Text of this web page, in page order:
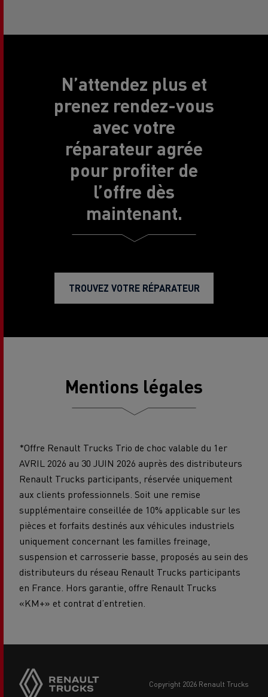
N’attendez plus et
prenez rendez-vous
avec votre
réparateur agrée
pour profiter de
l’offre dès
maintenant.
TROUVEZ VOTRE RÉPARATEUR
Mentions légales
*Offre Renault Trucks Trio de choc valable du 1er
AVRIL 2026 au 30 JUIN 2026 auprès des distributeurs
Renault Trucks participants, réservée uniquement
aux clients professionnels. Soit une remise
supplémentaire conseillée de 10% applicable sur les
pièces et forfaits destinés aux véhicules industriels
uniquement concernant les familles freinage,
suspension et carrosserie basse, proposés au sein des
distributeurs du réseau Renault Trucks participants
en France. Hors garantie, offre Renault Trucks
«KM+» et contrat d’entretien.
buttons
copyright 2026 Renault Trucks